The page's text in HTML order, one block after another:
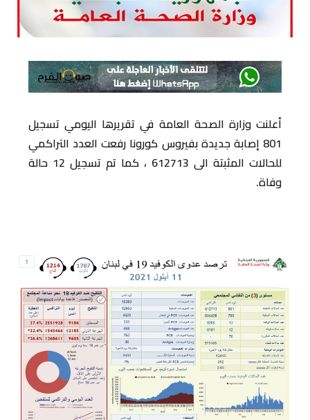
أعلنت وزارة الصحة العامة في تقريرها اليومي تسجيل
801 إصابة جديدة بفيروس كورونا رفعت العدد التراكمي
للحالات المثبتة الى 612713 ، كما تم تسجيل 12 حالة
وفاة.